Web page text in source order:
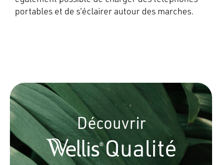
portables et de s’éclairer autour des marches.
Découvrir
Qualité